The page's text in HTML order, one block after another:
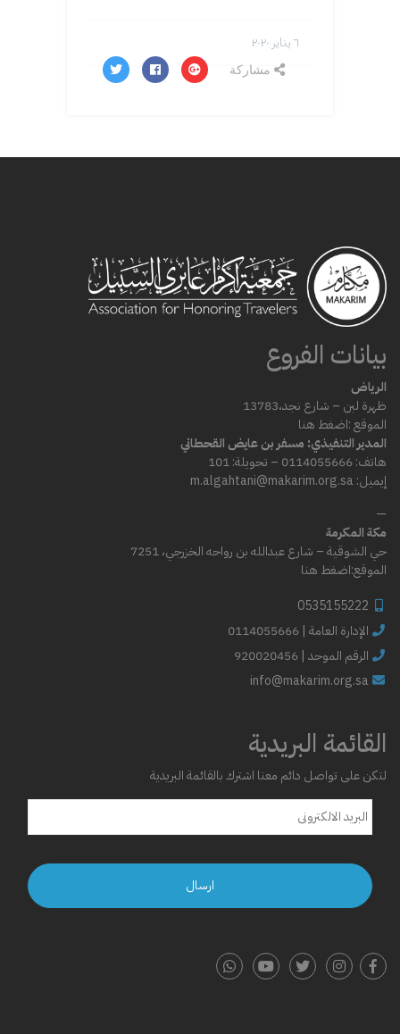
مشاركة
بيانات الفروع
الرياض
ظهرة لبن – شارع نجد،13783
الموقع :اضغط هنا
المدير التنفيذي: مسفر بن عايض القحطاني
هاتف: 0114055666 – تحويلة: 101
إيميل: m.algahtani@makarim.org.sa
—
مكة المكرمة
حي الشوقية – شارع عبدالله بن رواحه الخزرجي، 7251
الموقع:اضغط هنا
0535155222
info@makarim.org.sa
القائمة البريدية
لتكن على تواصل دائم معنا اشترك بالقائمة البريدية